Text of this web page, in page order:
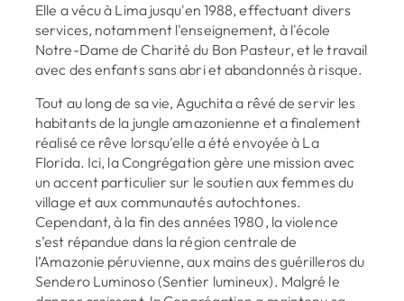
Elle a vécu à Lima jusqu'en 1988, effectuant divers
services, notamment l'enseignement, à l'école
Notre-Dame de Charité du Bon Pasteur, et le travail
avec des enfants sans abri et abandonnés à risque.
Tout au long de sa vie, Aguchita a rêvé de servir les
habitants de la jungle amazonienne et a finalement
réalisé ce rêve lorsqu'elle a été envoyée à La
Florida. Ici, la Congrégation gère une mission avec
un accent particulier sur le soutien aux femmes du
village et aux communautés autochtones.
Cependant, à la fin des années 1980, la violence
s’est répandue dans la région centrale de
l’Amazonie péruvienne, aux mains des guérilleros du
Sendero Luminoso (Sentier lumineux). Malgré le